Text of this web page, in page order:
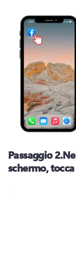
Passaggio 2.
schermo,